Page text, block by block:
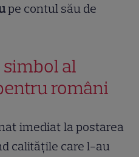
pe contul său de
simbol al
români
imediat la postarea
calitățile care l-au